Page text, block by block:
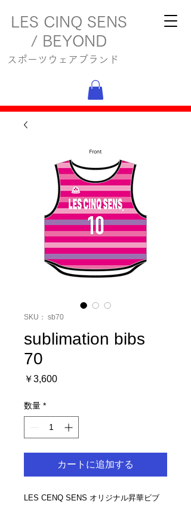
LES CINQ SENS
/ BEYOND
スポーツウェアブランド
SKU： sb70
sublimation bibs
70
￥3,600価
数量 *
カートに追加する
LES CENQ SENS オリジナル昇華ビブ